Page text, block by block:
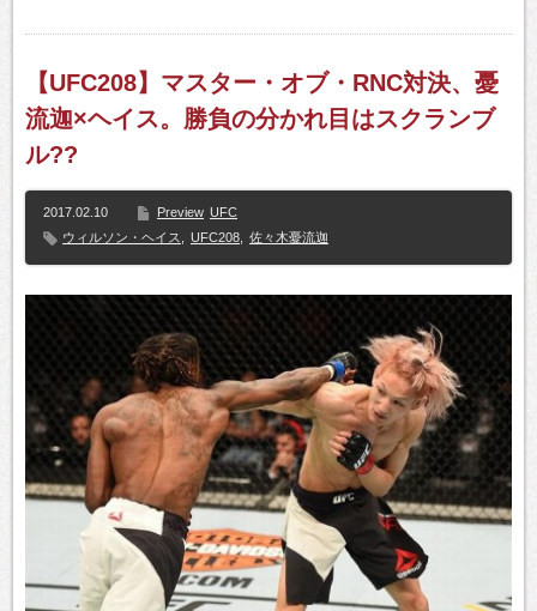
【UFC208】マスター・オブ・RNC対決、憂
流迦×ヘイス。勝負の分かれ目はスクランブ
ル??
2017.02.10 Preview UFC
ウィルソン・ヘイス
UFC208 佐々木憂流迦